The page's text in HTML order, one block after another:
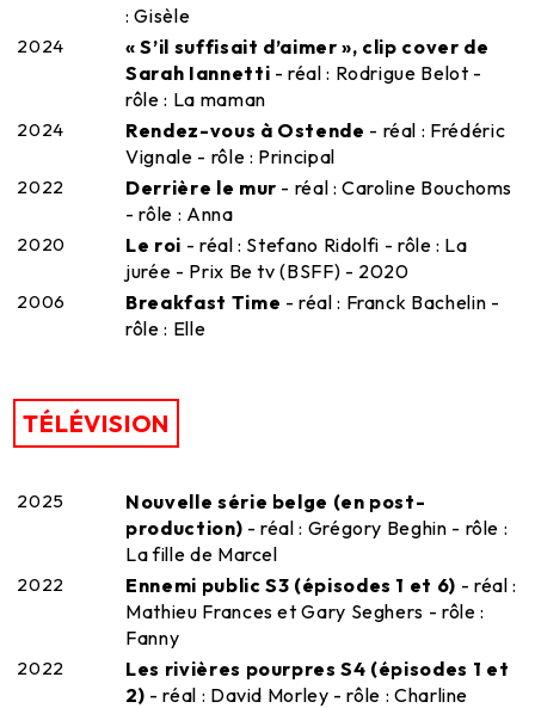
: Gisèle
2024
« S’il suffisait d’aimer », clip cover de
Sarah Iannetti - réal : Rodrigue Belot -
rôle : La maman
2024 Rendez-vous à Ostende - réal : Frédéric
Vignale - rôle : Principal
2022 Derrière le mur - réal : Caroline Bouchoms
- rôle : Anna
2020 Le roi - réal : Stefano Ridolfi - rôle : La
jurée - Prix Be tv (BSFF) - 2020
2006 Breakfast Time - réal : Franck Bachelin -
rôle : Elle
TÉLÉVISION
2025
Nouvelle série belge (en post-
production) - réal : Grégory Beghin - rôle :
La fille de Marcel
2022 Ennemi public S3 (épisodes 1 et 6) - réal :
Mathieu Frances et Gary Seghers - rôle :
Fanny
2022
Les rivières pourpres S4 (épisodes 1 et
2) - réal : David Morley - rôle : Charline